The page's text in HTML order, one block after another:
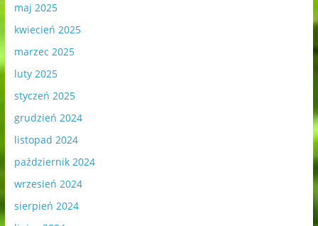
maj 2025
kwiecień 2025
marzec 2025
luty 2025
styczeń 2025
grudzień 2024
listopad 2024
październik 2024
wrzesień 2024
sierpień 2024